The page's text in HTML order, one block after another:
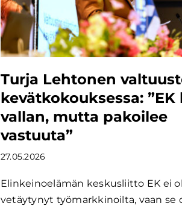
Turja Lehtonen
kevätkokouksessa: ”EK
vallan, mutta pakoilee
vastuuta”
27.05.2026
Elinkeinoelämän keskusliitto EK ei
vetäytynyt työmarkkinoilta, vaan se